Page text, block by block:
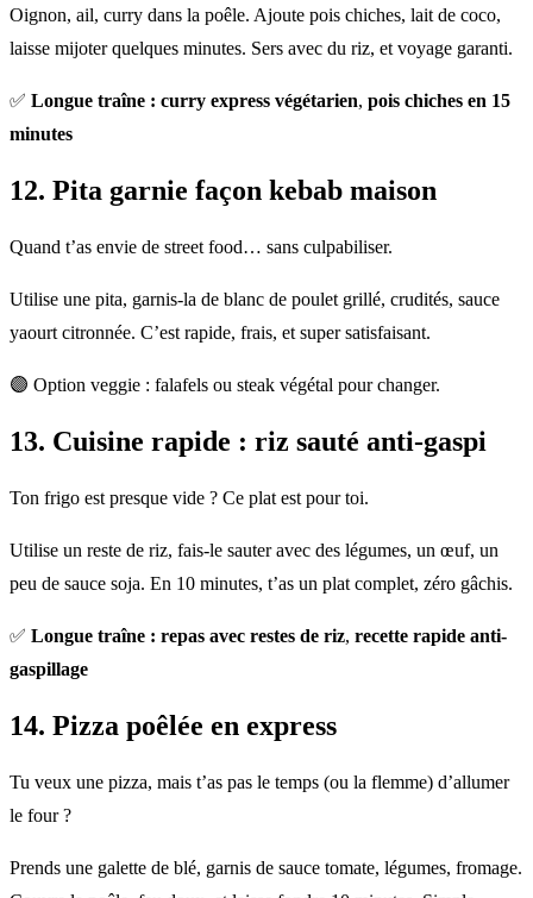
Oignon, ail, curry dans la poêle. Ajoute pois chiches, lait de coco,
laisse mijoter quelques minutes. Sers avec du riz, et voyage garanti.
✅ Longue traîne : curry express végétarien, pois chiches en 15
minutes
12. Pita garnie façon kebab maison
Quand t’as envie de street food… sans culpabiliser.
Utilise une pita, garnis-la de blanc de poulet grillé, crudités, sauce
yaourt citronnée. C’est rapide, frais, et super satisfaisant.
🟣 Option veggie : falafels ou steak végétal pour changer.
13. Cuisine rapide : riz sauté anti-gaspi
Ton frigo est presque vide ? Ce plat est pour toi.
Utilise un reste de riz, fais-le sauter avec des légumes, un œuf, un
peu de sauce soja. En 10 minutes, t’as un plat complet, zéro gâchis.
✅ Longue traîne : repas avec restes de riz, recette rapide anti-
gaspillage
14. Pizza poêlée en express
Tu veux une pizza, mais t’as pas le temps (ou la flemme) d’allumer
le four ?
Prends une galette de blé, garnis de sauce tomate, légumes, fromage.